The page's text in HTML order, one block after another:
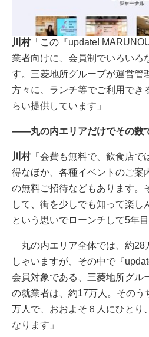
川村「この『update!
業者向けに、会員制でいろいろ
す。三菱地所グループが運営管
方々に、ランチ等でご利用でき
らい提供しています」
――丸の内エリアだけでその数
川村「会費も無料で、飲食店で
得なほか、各種イベントのご案
の無料ご招待などもあります。
して、街を少しでも知って楽し
という思いでローンチして5年目
丸の内エリア全体では、約28
しゃいますが、その中で『
会員対象である、三菱地所グル
の就業者は、約17万人。そのう
万人で、おおよそ６人にひとり
なります」